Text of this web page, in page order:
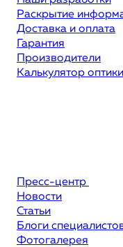
Раскрытие
Доставка и оплата
Гарантия
Производители
Калькулятор
Пресс-центр
Новости
Статьи
Блоги
Фотогалерея